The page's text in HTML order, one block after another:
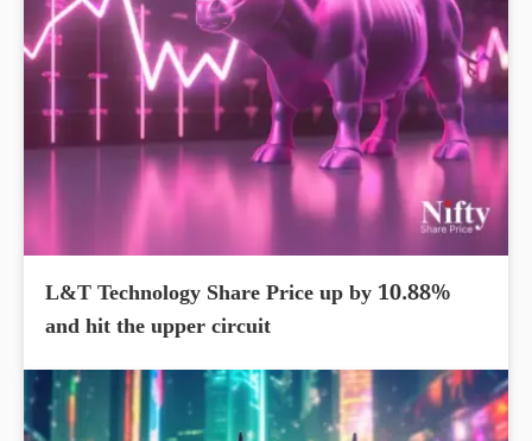
L&T Technology Share Price up by 10.88%
and hit the upper circuit